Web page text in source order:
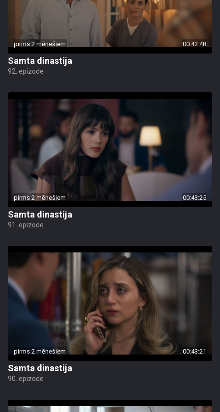
pirms 2 mēnešiem 00:42:48
Samta dinastija
92. epizode
pirms 2 mēnešiem 00:43:25
Samta dinastija
91. epizode
pirms 2 mēnešiem 00:43:21
Samta dinastija
90. epizode